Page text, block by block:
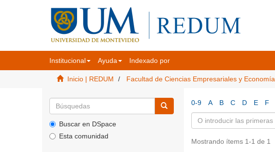
Institucional Ayuda Indexado por
Inicio | REDUM Facultad de Ciencias Empresariales y Economía
Buscar en DSpace
Esta comunidad
0-9 A B C D E F
Mostrando ítems 1-1 de 1